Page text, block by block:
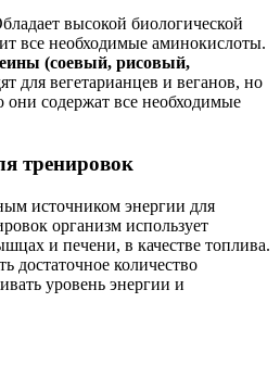
высокой биологической
все необходимые аминокислоты.
(соевый, рисовый,
для вегетарианцев и веганов, но
они содержат все необходимые
тренировок
источником энергии для
организм использует
и печени, в качестве топлива.
достаточное количество
уровень энергии и